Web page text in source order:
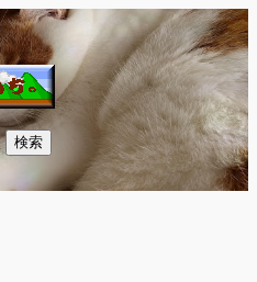
検索